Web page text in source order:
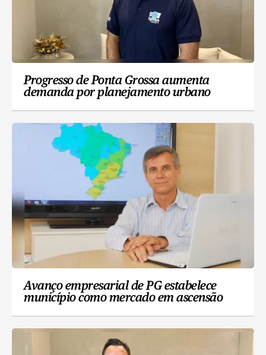
Progresso de Ponta Grossa aumenta
demanda por planejamento urbano
Avanço empresarial de PG estabelece
município como mercado em ascensão